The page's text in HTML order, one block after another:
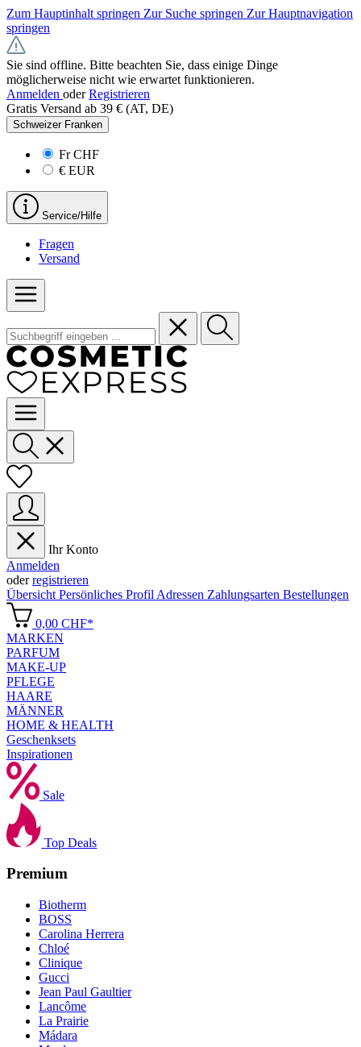
Zum Hauptinhalt springen Zur Suche springen Zur Hauptnavigation
springen
Sie sind offline. Bitte beachten Sie, dass einige Dinge
möglicherweise nicht wie erwartet funktionieren.
Anmelden oder Registrieren
Gratis Versand ab 39 € (AT, DE)
Schweizer Franken
FrCHF
€ EUR
Service/Hilfe
Fragen
Versand
Ihr Konto
Anmelden
oderregistrieren
Übersicht Persönliches Profil Adressen Zahlungsarten Bestellungen
0,00 CHF*
MARKEN
PARFUM
MAKE-UP
PFLEGE
HAARE
MÄNNER
HOME & HEALTH
Geschenksets
Inspirationen
Sale
Top Deals
Premium
Biotherm
BOSS
Carolina Herrera
Chloé
Clinique
Gucci
Jean Paul Gaultier
Lancôme
La Prairie
Mádara